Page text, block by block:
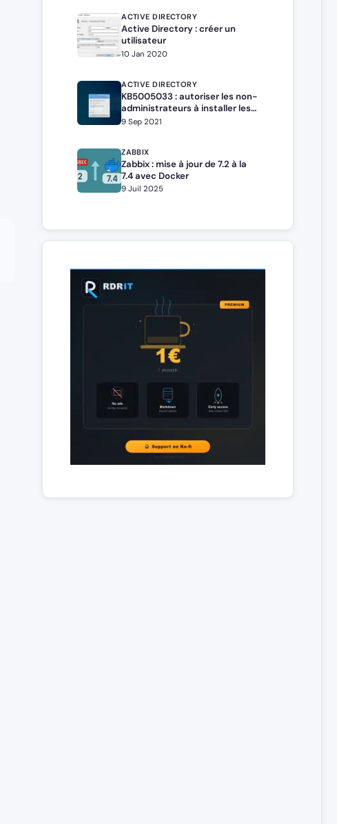
ACTIVE DIRECTORY
Active Directory : créer un
utilisateur
10 Jan 2020
ACTIVE DIRECTORY
KB5005033 : autoriser les non-
administrateurs à installer les
pilotes d’impression
9 Sep 2021
ZABBIX
Zabbix : mise à jour de 7.2 à la
7.4 avec Docker
9 Juil 2025